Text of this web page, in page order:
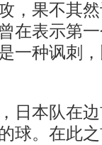
，果不其
在表示第
一种讽刺
本队在边
球。在此